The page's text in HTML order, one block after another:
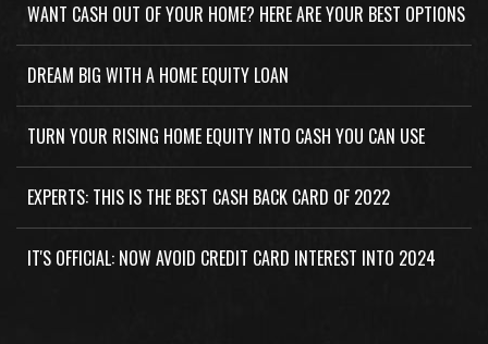
WANT CASH OUT OF YOUR HOME? HERE ARE YOUR BEST OPTIONS
DREAM BIG WITH A HOME EQUITY LOAN
TURN YOUR RISING HOME EQUITY INTO CASH YOU CAN USE
EXPERTS: THIS IS THE BEST CASH BACK CARD OF 2022
IT'S OFFICIAL: NOW AVOID CREDIT CARD INTEREST INTO 2024